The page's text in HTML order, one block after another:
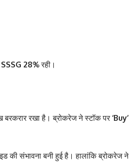
SSSG 28%रही।
रखा है। ब्रोकरेज ने स्टॉक पर ‘Buy’
की संभावना बनी हुई है। हालांकि ब्रोकरेज ने